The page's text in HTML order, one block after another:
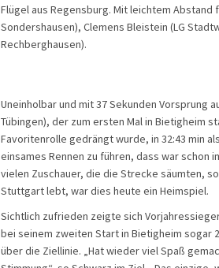
Flügel aus Regensburg. Mit leichtem
Sondershausen), Clemens Bleistein (LG
Rechberghausen).
Uneinholbar und mit 37 Sekunden
Tübingen), der zum ersten Mal in Bietigheim
Favoritenrolle gedrängt wurde, in 32:43 min
einsames Rennen zu führen, dass war schon
vielen Zuschauer, die die Strecke säumten,
Stuttgart lebt, war dies heute ein Heimspiel.
Sichtlich zufrieden zeigte sich
bei seinem zweiten Start in Bietigheim sogar
über die Ziellinie. „Hat wieder viel Spaß